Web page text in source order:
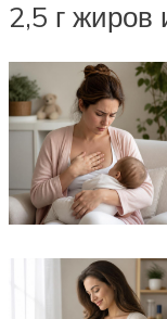
2,5 г жиров